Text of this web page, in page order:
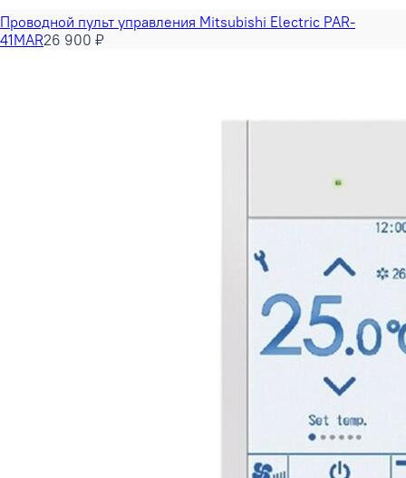
Проводной пульт управления Mitsubishi Electric PAR-
41MAR26 900 ₽